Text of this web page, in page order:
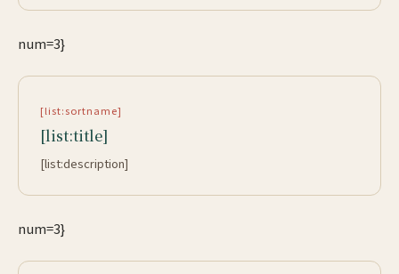
num=3}
[list:sortname]
[list:title]
[list:description]
num=3}